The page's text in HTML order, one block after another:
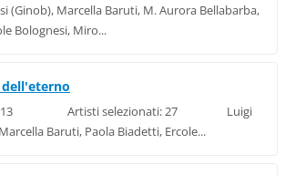
(Ginob), Marcella Baruti, M. Aurora Bellabarba,
Bolognesi, Miro...
dell'eterno
2013 Artisti selezionati: 27 Luigi
Baruti, Paola Biadetti, Ercole...